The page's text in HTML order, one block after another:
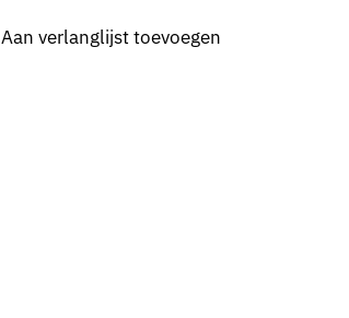
Aan verlanglijst toevoegen